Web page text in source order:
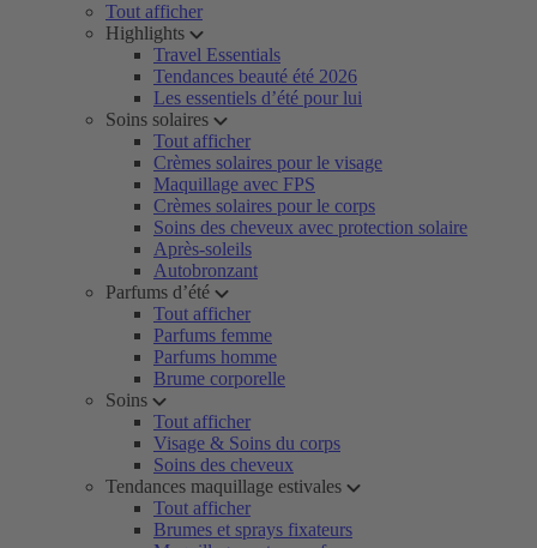
Tout afficher
Highlights
Travel Essentials
Tendances beauté été 2026
Les essentiels d’été pour lui
Soins solaires
Tout afficher
Crèmes solaires pour le visage
Maquillage avec FPS
Crèmes solaires pour le corps
Soins des cheveux avec protection solaire
Après-soleils
Autobronzant
Parfums d’été
Tout afficher
Parfums femme
Parfums homme
Brume corporelle
Soins
Tout afficher
Visage & Soins du corps
Soins des cheveux
Tendances maquillage estivales
Tout afficher
Brumes et sprays fixateurs